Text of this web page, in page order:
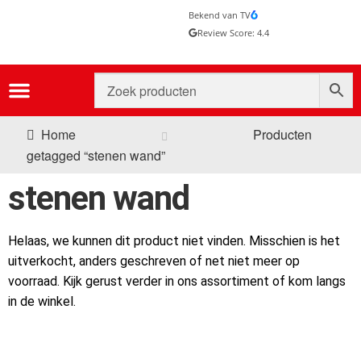
Bekend van TV
Review Score: 4.4
Home
Producten
getagged “stenen wand”
stenen wand
Helaas, we kunnen dit product niet vinden. Misschien is het
uitverkocht, anders geschreven of net niet meer op
voorraad. Kijk gerust verder in ons assortiment of kom langs
in de winkel.